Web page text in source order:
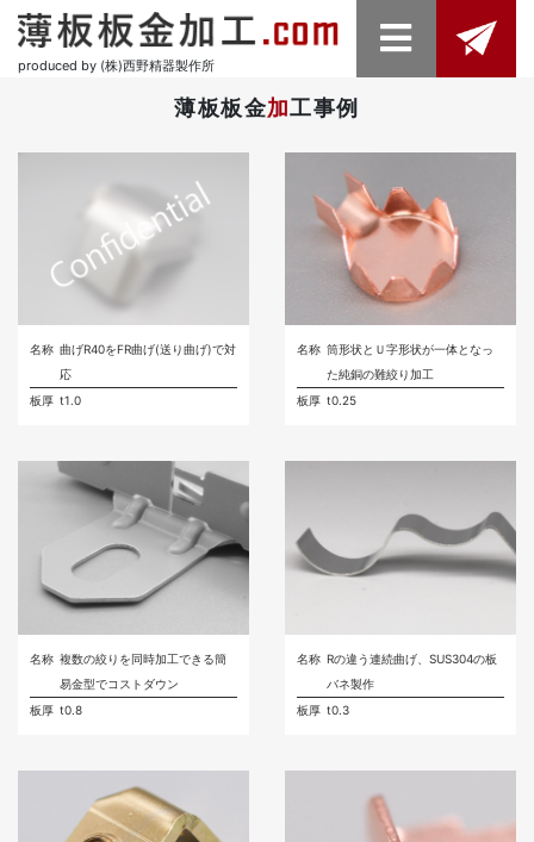
produced by (株)西野精器製作所
薄板板金加工事例
名称 曲げR40をFR曲げ(送り曲げ)で対
応
板厚 t1.0
名称 筒形状とＵ字形状が一体となっ
た純銅の難絞り加工
板厚 t0.25
名称 複数の絞りを同時加工できる簡
易金型でコストダウン
板厚 t0.8
名称 Rの違う連続曲げ、SUS304の板
バネ製作
板厚 t0.3